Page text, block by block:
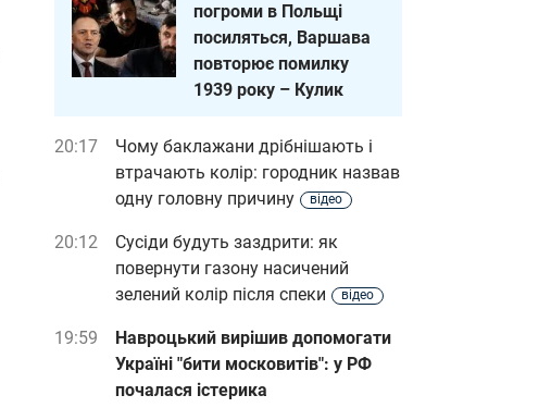
погроми в Польщі
посиляться, Варшава
повторює помилку
1939 року – Кулик
20:17
Чому баклажани дрібнішають і
втрачають колір: городник назвав
одну головну причину
відео
20:12
Сусіди будуть заздрити: як
повернути газону насичений
зелений колір після спеки
відео
19:59
Навроцький вирішив допомогати
Україні "бити московитів": у РФ
почалася істерика